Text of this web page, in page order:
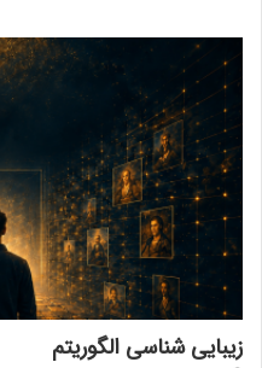
زیبایی شناسی الگوریتم